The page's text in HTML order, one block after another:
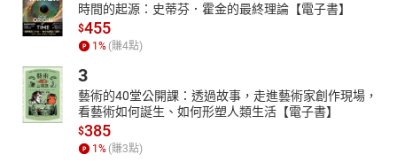
時間的起源：史蒂芬．霍金的最終理論【電子書】
$455
1 % (賺4點)
3
藝術的40堂公開課：透過故事，走進藝術家創作現場，
看藝術如何誕生、如何形塑人類生活【電子書】
$385
1 % (賺3點)